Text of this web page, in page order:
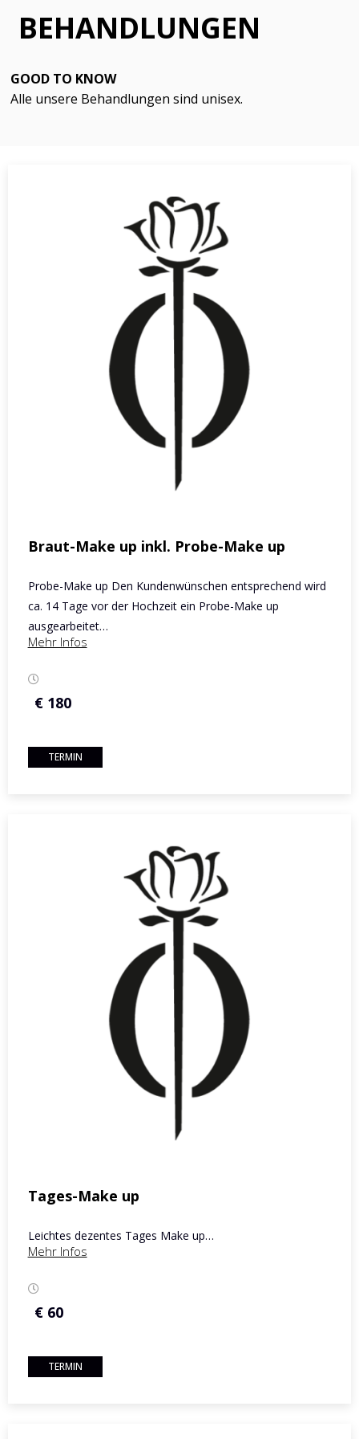
BEHANDLUNGEN
GOOD TO KNOW
Alle unsere Behandlungen sind unisex.
Braut-Make up inkl. Probe-Make up
Probe-Make up Den Kundenwünschen entsprechend wird
ca. 14 Tage vor der Hochzeit ein Probe-Make up
ausgearbeitet…
Mehr Infos
€ 180
TERMIN
Tages-Make up
Leichtes dezentes Tages Make up…
Mehr Infos
€ 60
TERMIN